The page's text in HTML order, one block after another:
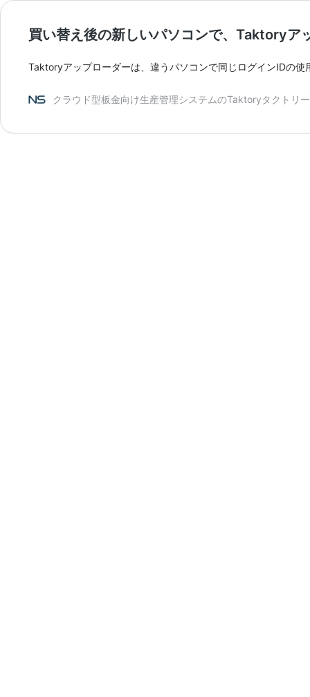
買い替え後の新しいパソコンで、Taktoryア
Taktoryアップローダーは、違うパソコンで同じログインIDの
クラウド型板金向け生産管理システムのTaktoryタクトリー